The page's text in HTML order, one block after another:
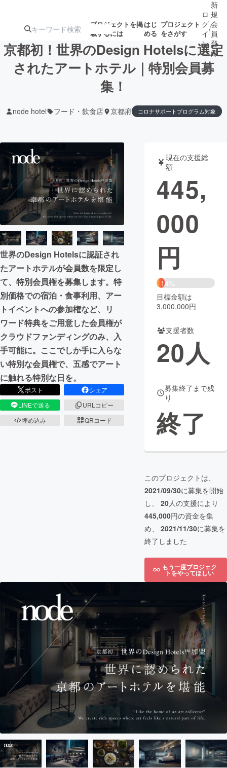
プロジェクトを掲
載するには
はじ
める
プロジェクト
をさがす
注目の新着プロ
テクノロジー・ガジェット ゲーム・サ
映像・映画 書籍・雑誌
ビジネス・起業 チャレンジ
まちづくり・地域活性化
CAMPFIRE for Social Good
CAMPFIRE Creation
CAMPFIREふるさと納税machi-ya コミュニティ
ロ
グ
イ
ン
/
新
規
会
員
登
録
京都初！世界のDesign Hotelsに選定
されたアートホテル｜特別会員募
集！
node hotel フード・飲食店 京都府 コロナサポートプログラム対象
世界のDesign Hotelsに認証され
たアートホテルが会員数を限定し
て、特別会員権を募集します。特
別価格での宿泊・食事利用、アー
トイベントへの参加権など、リ
ワード特典をご用意した会員権が
クラウドファンディングのみ、入
手可能に。ここでしか手に入らな
い特別な会員権で、五感でアート
に触れる特別な日を。
ポスト
シェア
LINEで送る
URLコピー
埋め込み
QRコード
現在の支援総
額
445,
000
円
14%
目標金額は
3,000,000円
支援者数
20人
募集終了まで残
り
終了
このプロジェクトは、
2021/09/30に募集を開始
し、 20人の支援により
445,000円の資金を集
め、 2021/11/30に募集を
終了しました
もう一度プロジェク
トをやってほしい